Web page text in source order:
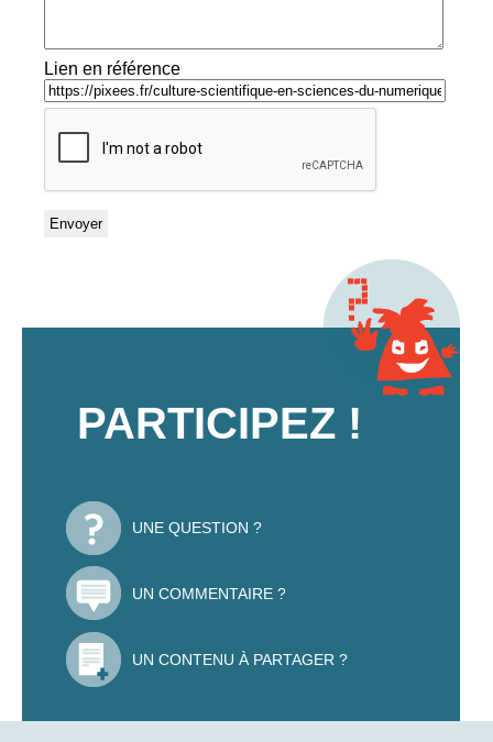
Lien en référence
PARTICIPEZ !
UNE QUESTION ?
UN COMMENTAIRE ?
UN CONTENU À PARTAGER ?